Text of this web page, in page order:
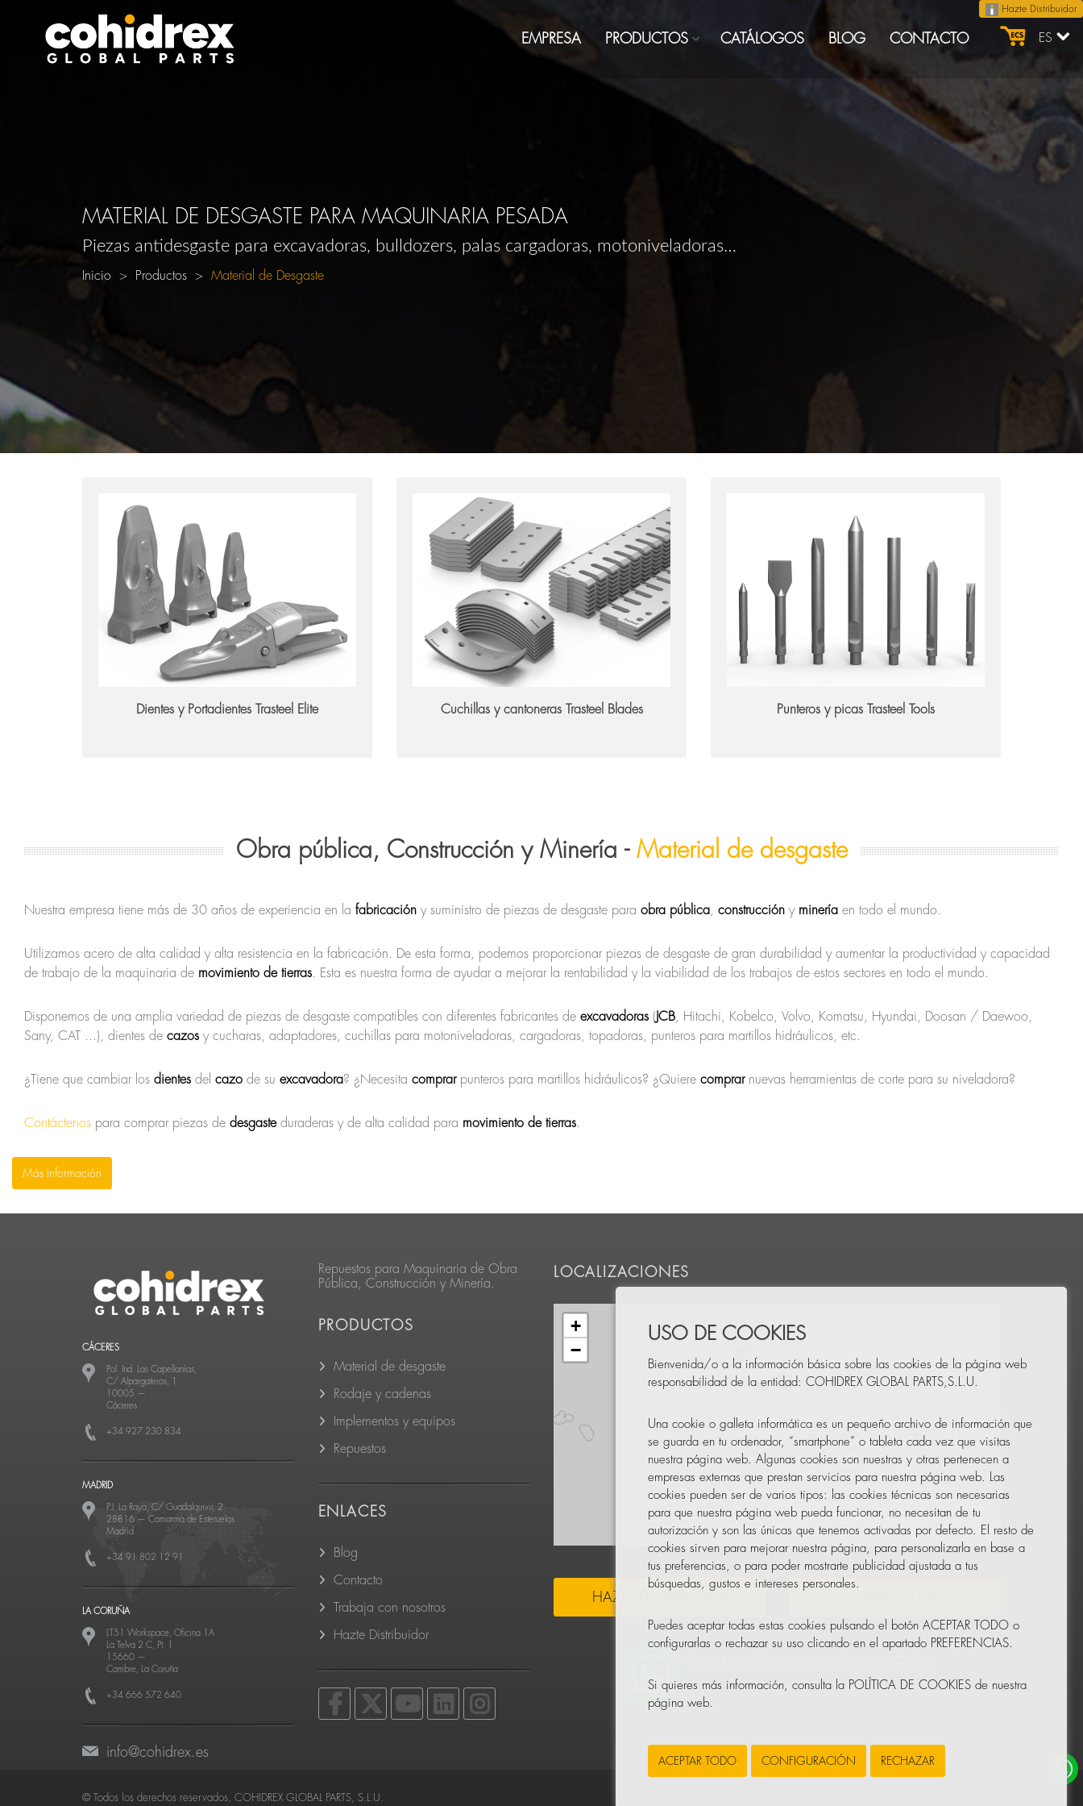
Hazte Distribuidor
ES
EMPRESA PRODUCTOS CATÁLOGOS BLOG CONTACTO
MATERIAL DE DESGASTE PARA MAQUINARIA PESADA
Piezas antidesgaste para excavadoras, bulldozers, palas cargadoras, motoniveladoras…
Inicio Productos Material de Desgaste
Dientes y Portadientes Trasteel Elite
Trasteel Elite Cuchillas y cantoneras Trasteel Blades
Trasteel Blades Punteros y picas Trasteel Tools
Trasteel Tools
Obra pública, Construcción y Minería - Material de desgaste
Nuestra empresa tiene más de 30 años de experiencia en la fabricación y suministro de piezas de desgaste para obra pública construcción y minería en todo el mundo.
Utilizamos acero de alta calidad y alta resistencia en la fabricación. De esta forma, podemos proporcionar piezas de desgaste de gran durabilidad y aumentar la productividad y capacidad
de trabajo de la maquinaria de movimiento de tierras. Esta es nuestra forma de ayudar a mejorar la rentabilidad y la viabilidad de los trabajos de estos sectores en todo el mundo.
Disponemos de una amplia variedad de piezas de desgaste compatibles con diferentes fabricantes de excavadoras ( JCB , Hitachi, Kobelco, Volvo, Komatsu, Hyundai, Doosan / Daewoo,
Sany, CAT ...), dientes de cazos y cucharas, adaptadores, cuchillas para motoniveladoras, cargadoras, topadoras, punteros para martillos hidráulicos, etc.
¿Tiene que cambiar los dientes del cazo de su excavadora? ¿Necesita comprar punteros para martillos hidráulicos? ¿Quiere comprar nuevas herramientas de corte para su niveladora?
Contáctenos para comprar piezas de desgaste duraderas y de alta calidad para movimiento de tierras.
Más Información
CÁCERES
Pol. Ind. Las Capellanías,
C/ Alpargateros, 1
10005 —
Cáceres
+34 927 230 834
MADRID
P.I. La Raya, C/ Guadalquivir, 2
28816 — Camarma de Esteruelas
Madrid
+34 91 802 12 91
LA CORUÑA
LT51 Workspace, Oficina 1A
La Telva 2 C, Pt. 1
15660 —
Cambre, La Coruña
+34 666 572 640
info@cohidrex.es
Repuestos para Maquinaria de Obra
Pública, Construcción y Minería.
PRODUCTOS
Material de desgaste
Rodaje y cadenas
Implementos y equipos
Repuestos
ENLACES
Blog
Contacto
Trabaja con nosotros
Hazte Distribuidor
LOCALIZACIONES
+
−
Leaflet © OpenStreetMap
HAZTE DISTRIBUIDOR
© Todos los derechos reservados, COHIDREX GLOBAL PARTS, S.L.U.
USO DE COOKIES
Bienvenida/o a la información básica sobre las cookies de la página web
responsabilidad de la entidad: COHIDREX GLOBAL PARTS,S.L.U.
Una cookie o galleta informática es un pequeño archivo de información que
se guarda en tu ordenador, “smartphone” o tableta cada vez que visitas
nuestra página web. Algunas cookies son nuestras y otras pertenecen a
empresas externas que prestan servicios para nuestra página web. Las
cookies pueden ser de varios tipos: las cookies técnicas son necesarias
para que nuestra página web pueda funcionar, no necesitan de tu
autorización y son las únicas que tenemos activadas por defecto. El resto de
cookies sirven para mejorar nuestra página, para personalizarla en base a
tus preferencias, o para poder mostrarte publicidad ajustada a tus
búsquedas, gustos e intereses personales.
Puedes aceptar todas estas cookies pulsando el botón ACEPTAR TODO o
configurarlas o rechazar su uso clicando en el apartado PREFERENCIAS.
Si quieres más información, consulta la POLÍTICA DE COOKIES de nuestra
página web.
ACEPTAR TODO CONFIGURACIÓN RECHAZAR